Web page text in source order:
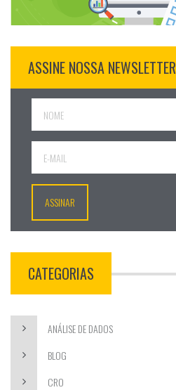
ASSINE NOSSA NEWSLETTER
CATEGORIAS
ANÁLISE DE DADOS
BLOG
CRO